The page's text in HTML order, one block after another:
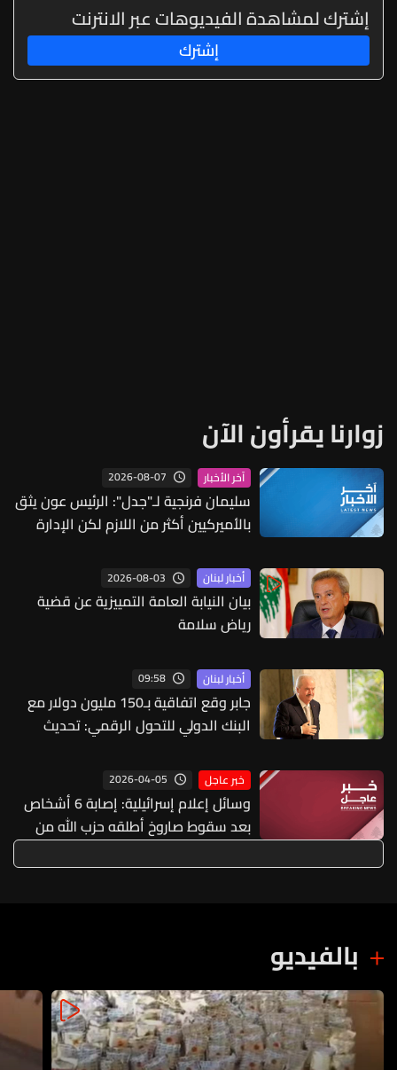
إشترك لمشاهدة الفيديوهات عبر الانترنت
إشترك
زوارنا يقرأون الآن
آخر الأخبار 2026-08-07
سليمان فرنجية لـ"جدل": الرئيس عون يثق
بالأميركيين أكثر من اللازم لكن الإدارة
هي صديقة للبنان وإسرائيل أقوى من
لبنان بكثير وكان الأجدى إعطاء الوقت
لمراقبة ما يحصل بين أميركا وإيران وعلى
ضوئه فتح المجالات
أخبار لبنان 2026-08-03
بيان النيابة العامة التمييزية عن قضية
رياض سلامة
أخبار لبنان 09:58
جابر وقع اتفاقية بـ150 مليون دولار مع
البنك الدولي للتحول الرقمي: تحديث
خبر عاجل 2026-04-05
وسائل إعلام إسرائيلية: إصابة 6 أشخاص
بعد سقوط صاروخ أطلقه حزب الله من
لبنان في بلدة دير الأسد شمالي إسرائيل
بالفيديو